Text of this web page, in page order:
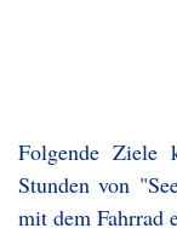
Folgende
Stunden von
mit dem Fahrrad